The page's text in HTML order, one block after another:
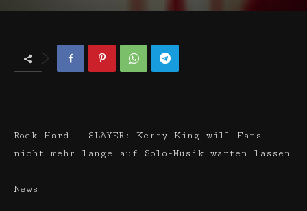
Rock Hard – SLAYER: Kerry King will Fans
nicht mehr lange auf Solo-Musik warten lassen
News